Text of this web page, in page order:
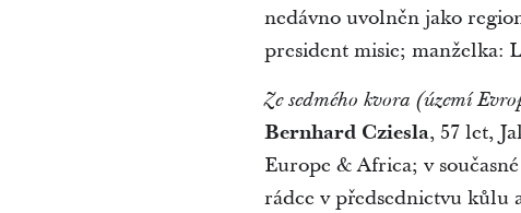
nedávno uvolněn jako
president misie; manželka:
Ze sedmého kvora (území
Bernhard Cziesla, 57 let,
Europe & Africa; v
rádce v předsednictvu kůlu